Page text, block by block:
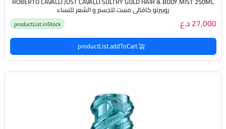
روبيرتو كافالي مست للجسم و الشعر للنساء
27,000 د.ع productList.inStock
productList.addToCart